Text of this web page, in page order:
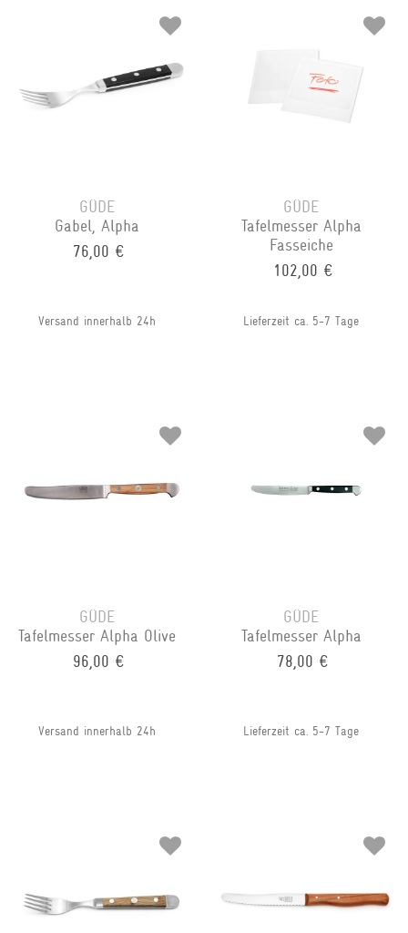
GÜDE
Gabel, Alpha
76,00 €
Versand innerhalb 24h
GÜDE
Tafelmesser Alpha
Fasseiche
102,00 €
Lieferzeit ca. 5-7 Tage
GÜDE
Tafelmesser Alpha Olive
96,00 €
Versand innerhalb 24h
GÜDE
Tafelmesser Alpha
78,00 €
Lieferzeit ca. 5-7 Tage